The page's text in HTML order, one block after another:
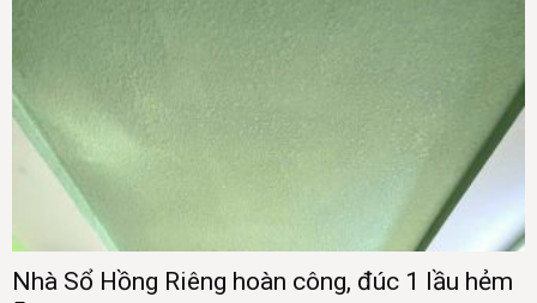
Nhà Sổ Hồng Riêng hoàn công, đúc 1 lầu hẻm